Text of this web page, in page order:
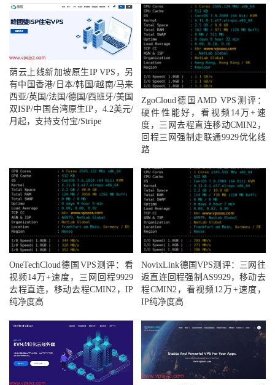
荫云上线新加坡原生IP VPS，另
有中国香港/日本/韩国/越南/马来
西亚/英国/法国/德国/西班牙/美国
双ISP/中国台湾原生IP，4.2美元/
月起，支持支付宝/Stripe
ZgoCloud德国AMD VPS测评：
硬件性能好，看视频14万+速
度，三网去程直连移动CMIN2，
回程三网强制走联通9929优化线
路
OneTechCloud德国VPS测评：看
视频14万+速度，三网回程9929
去程直连，移动去程CMIN2，IP
纯净度高
NovixLink德国VPS测评：三网往
返直连回程强制AS9929，移动去
程CMIN2，看视频12万+速度，
IP纯净度高